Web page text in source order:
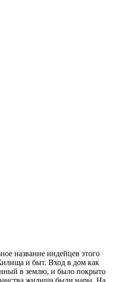
название индейцев этого
и быт. Вход в дом как
в землю, и было покрыто
жилища были нары. На